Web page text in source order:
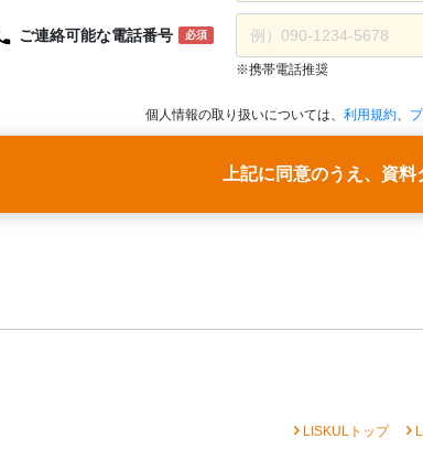
ご連絡可能な電話番号 必須
※携帯電話推奨
個人情報の取り扱いについては、 利用規約、
上記に同意のうえ、資
chevron_rightLISKULトップ chevron_right